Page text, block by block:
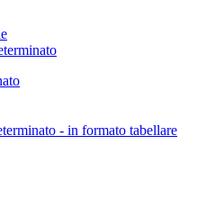
- in formato tabellare